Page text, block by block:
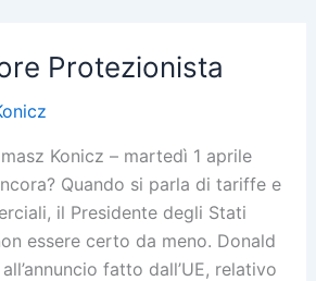
Protezionista
Konicz – martedì 1 aprile
Quando si parla di tariffe e
il Presidente degli Stati
essere certo da meno. Donald
fatto dall’UE, relativo